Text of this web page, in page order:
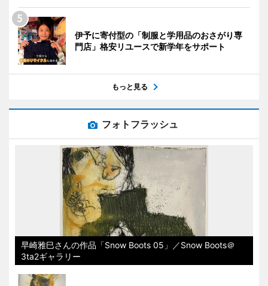
伊予に寄付型の「制服と学用品のおさがり専
門店」格安リユースで新学年をサポート
もっと見る
フォトフラッシュ
早崎雅巳さんの作品「Snow Boots 05」／Snow Boots＠
3ta2ギャラリー